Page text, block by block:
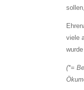
viele
(*=